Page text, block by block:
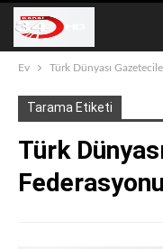
Ev Türk Dünyası
Tarama Etiketi
Türk
Federasyonu